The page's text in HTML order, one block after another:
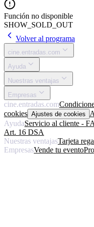
Función no disponible
SHOW_SOLD_OUT
Volver al programa
cine.entradas.com
Ayuda
Nuestras ventajas
Empresas
cine.entradas.com
cookies Ajustes de cookies
AyudaServicio al cliente -
Art. 16 DSA
Nuestras ventajasTarjeta
EmpresasVende tu evento